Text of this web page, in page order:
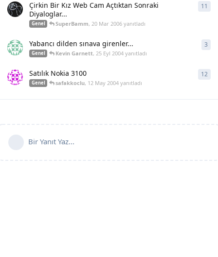
Çirkin Bir Kız Web Cam Açtıktan Sonraki
Diyaloglar...
Genel SuperBamm,20 Mar 2006 yanıtladı
11
Yabancı dilden sınava girenler...
Genel Kevin Garnett,25 Eyl 2004 yanıtladı
3
Satılık Nokia 3100
Genel safakkoclu, 12 May 2004 yanıtladı
12
Bir Yanıt Yaz...